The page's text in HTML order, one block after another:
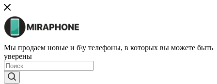
Мы продаем новые и б\у телефоны, в которых вы можете быть
уверены